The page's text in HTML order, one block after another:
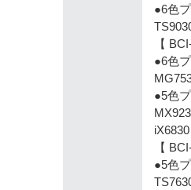
●6色
【
●6色
●5色
【
●5色